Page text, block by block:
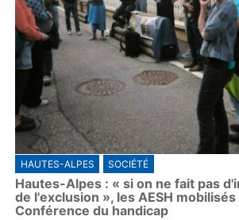
HAUTES-ALPES SOCIÉTÉ
Hautes-Alpes : « si on ne fait pas
de l'exclusion », les AESH mobilisés
Conférence du handicap